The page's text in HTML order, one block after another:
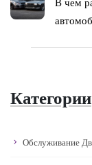
Категории
Обслуживание